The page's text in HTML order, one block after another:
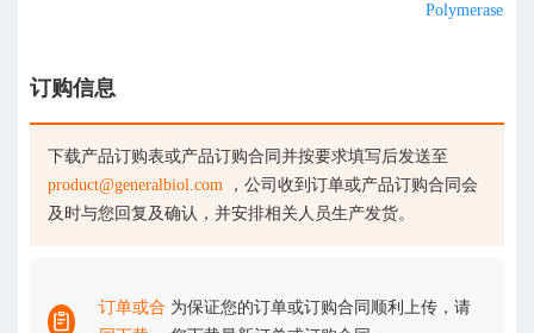
Polymerase
订购信息
下载产品订购表或产品订购合同并按要求填写后发送至
product@generalbiol.com ，公司收到订单或产品订购合同会
及时与您回复及确认，并安排相关人员生产发货。
订单或合 为保证您的订单或订购合同顺利上传，请